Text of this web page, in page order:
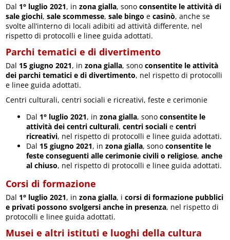
Dal 1° luglio 2021, inzona gialla, sonoconsentite le attività di
sale giochi,sale scommesse,sale bingo e casinò, anche se
svolte all’interno di locali adibiti ad attività differente, nel
rispetto di protocolli e linee guida adottati.
Parchi tematici e di divertimento
Dal 15 giugno 2021, inzona gialla, sonoconsentite le attività
dei parchi tematici e di divertimento, nel rispetto di protocolli
e linee guida adottati.
Centri culturali, centri sociali e ricreativi, feste e cerimonie
Dal 1° luglio 2021, inzona gialla, sono consentite le
attività dei centri culturali,centri sociali ecentri
ricreativi, nel rispetto di protocolli e linee guida adottati.
Dal 15 giugno 2021, inzona gialla, sonoconsentite le
feste conseguenti alle cerimonie civili o religiose,anche
al chiuso, nel rispetto di protocolli e linee guida adottati.
Corsi di formazione
Dal 1° luglio 2021, inzona gialla, icorsi di formazione pubblici
e privati possono svolgersi anche in presenza, nel rispetto di
protocolli e linee guida adottati.
Musei e altri istituti e luoghi della cultura